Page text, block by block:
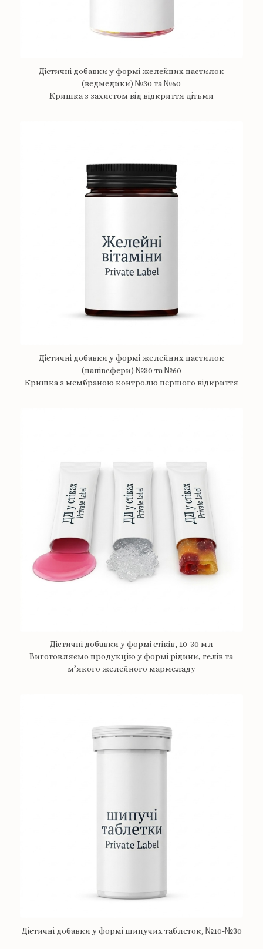
Дієтичні добавки у формі желейних пастилок
(ведмедики) №30 та №60
Кришка з захистом від відкриття дітьми
Дієтичні добавки у формі желейних пастилок
(напівсфери) №30 та №60
Кришка з мембраною контролю першого відкриття
Дієтичні добавки у формі стіків, 10-30 мл
Виготовляємо продукцію у формі рідини, гелів та
м’якого желейного мармеладу
Дієтичні добавки у формі шипучих таблеток, №10-№30